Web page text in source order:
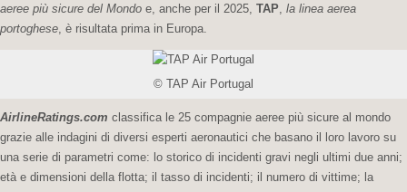
aeree più sicure del Mondo e, anche per il 2025, TAP la linea aerea
portoghese , è risultata prima in Europa.
© TAP Air Portugal
AirlineRatings.com classifica le 25 compagnie aeree più sicure al mondo
grazie alle indagini di diversi esperti aeronautici che basano il loro lavoro su
una serie di parametri come: lo storico di incidenti gravi negli ultimi due anni;
età e dimensioni della flotta; il tasso di incidenti; il numero di vittime; la